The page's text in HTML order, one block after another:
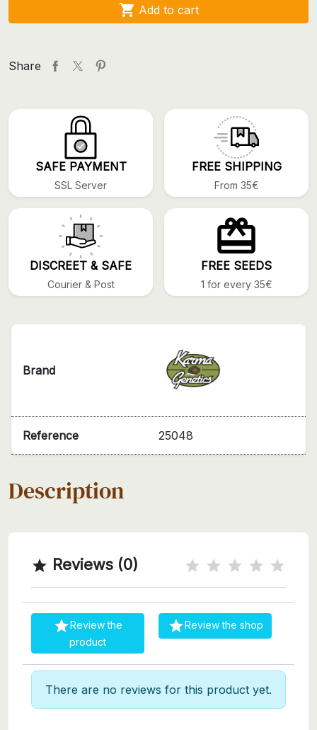
 Add to cart
Share
SAFE PAYMENT
SSL Server
FREE SHIPPING
From 35€
DISCREET & SAFE
Courier & Post
FREE SEEDS
1 for every 35€
Brand
Reference 25048
Description
 Reviews (0)
Review the
product
Review the shop
There are no reviews for this product yet.